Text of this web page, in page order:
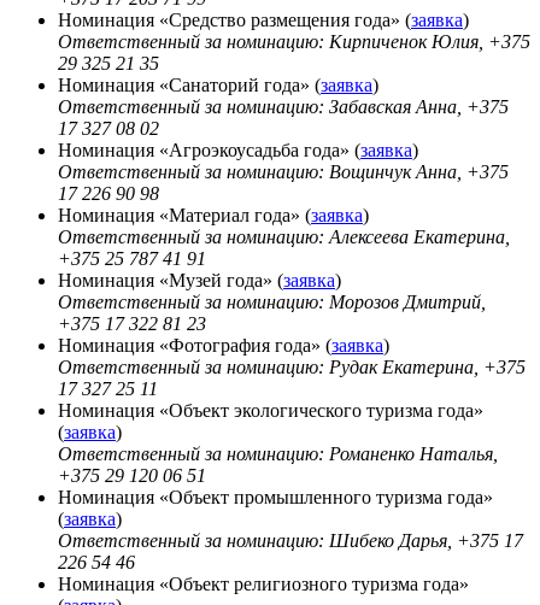
Номинация «Средство размещения года» (заявка)
Ответственный за номинацию: Кирпиченок Юлия, +375
29 325 21 35
Номинация «Санаторий года» (заявка)
Ответственный за номинацию: Забавская Анна, +375
17 327 08 02
Номинация «Агроэкоусадьба года» (заявка)
Ответственный за номинацию: Вощинчук Анна, +375
17 226 90 98
Номинация «Материал года» (заявка)
Ответственный за номинацию: Алексеева Екатерина,
+375 25 787 41 91
Номинация «Музей года» (заявка)
Ответственный за номинацию: Морозов Дмитрий,
+375 17 322 81 23
Номинация «Фотография года» (заявка)
Ответственный за номинацию: Рудак Екатерина, +375
17 327 25 11
Номинация «Объект экологического туризма года»
(заявка)
Ответственный за номинацию: Романенко Наталья,
+375 29 120 06 51
Номинация «Объект промышленного туризма года»
(заявка)
Ответственный за номинацию: Шибеко Дарья, +375 17
226 54 46
Номинация «Объект религиозного туризма года»